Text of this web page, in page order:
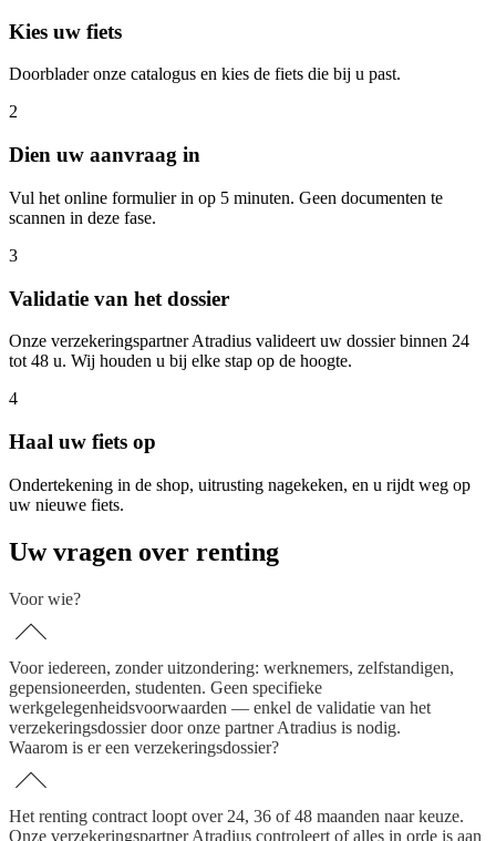
Kies uw fiets
Doorblader onze catalogus en kies de fiets die bij u past.
2
Dien uw aanvraag in
Vul het online formulier in op 5 minuten. Geen documenten te
scannen in deze fase.
3
Validatie van het dossier
Onze verzekeringspartner Atradius valideert uw dossier binnen 24
tot 48 u. Wij houden u bij elke stap op de hoogte.
4
Haal uw fiets op
Ondertekening in de shop, uitrusting nagekeken, en u rijdt weg op
uw nieuwe fiets.
Uw vragen over renting
Voor wie?
Voor iedereen, zonder uitzondering: werknemers, zelfstandigen,
gepensioneerden, studenten. Geen specifieke
werkgelegenheidsvoorwaarden — enkel de validatie van het
verzekeringsdossier door onze partner Atradius is nodig.
Waarom is er een verzekeringsdossier?
Het renting contract loopt over 24, 36 of 48 maanden naar keuze.
Onze verzekeringspartner Atradius controleert of alles in orde is aan